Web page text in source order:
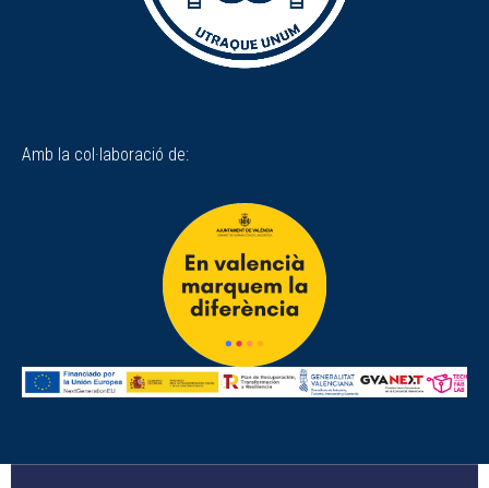
Amb la col·laboració de: